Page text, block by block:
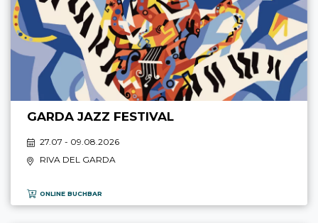
GARDA JAZZ FESTIVAL
27.07 - 09.08.2026
RIVA DEL GARDA
ONLINE BUCHBAR